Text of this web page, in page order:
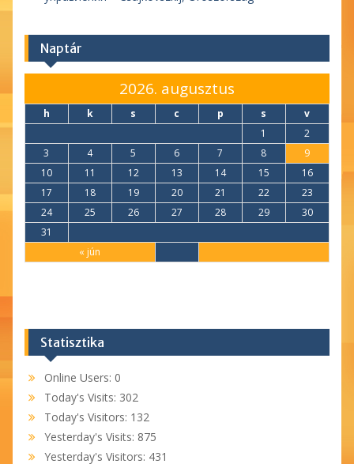
Naptár
2026. augusztus
h k s c p s v
« jún
1
2
3
4 5 6 7 8
9
10
11 12 13 14 15
16
17
18 19 20 21 22
23
24
25 26 27 28 29
30
31
Statisztika
Online Users: 0
Today's Visits: 302
Today's Visitors: 132
Yesterday's Visits: 875
Yesterday's Visitors: 431